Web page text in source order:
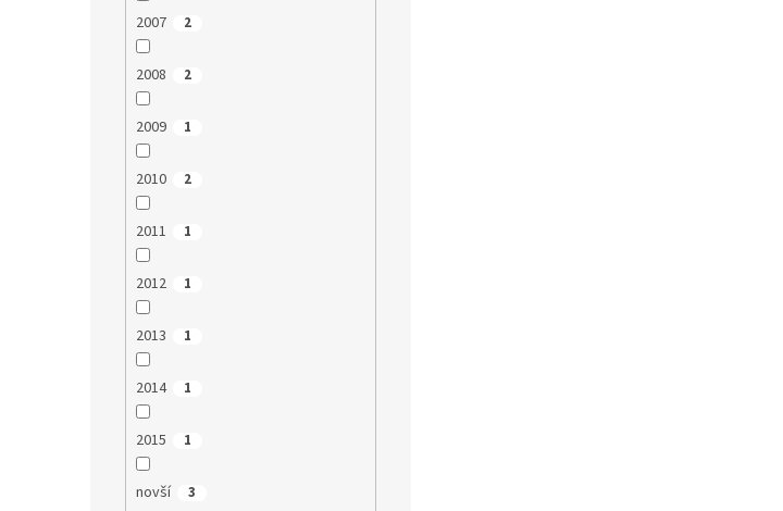
2007 2
2008 2
2009 1
2010 2
2011 1
2012 1
2013 1
2014 1
2015 1
novší 3